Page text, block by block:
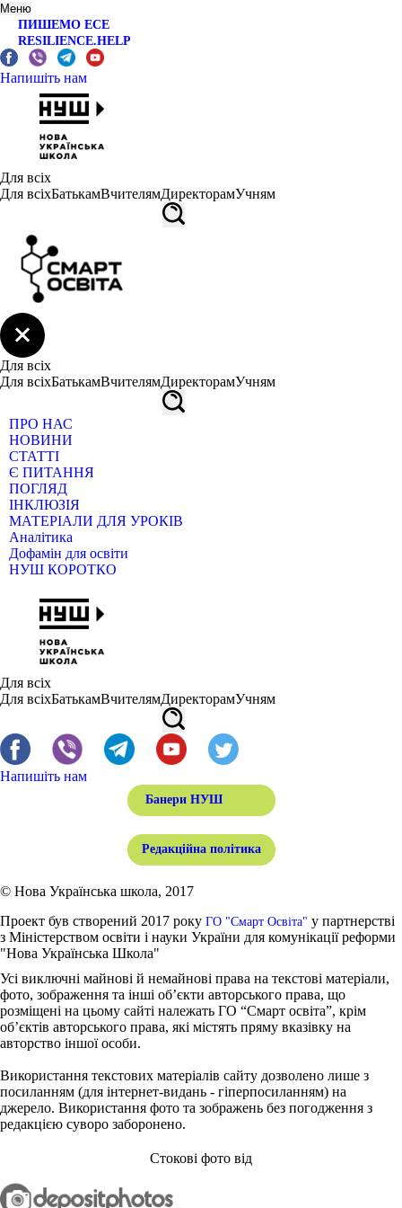
Меню
ПИШЕМО ЕСЕ
RESILIENCE.HELP
Напишіть нам
Для всіх
Для всіхБатькамВчителямДиректорамУчням
Для всіх
Для всіхБатькамВчителямДиректорамУчням
ПРО НАС
НОВИНИ
СТАТТІ
Є ПИТАННЯ
ПОГЛЯД
ІНКЛЮЗІЯ
МАТЕРІАЛИ ДЛЯ УРОКІВ
Аналітика
Дофамін для освіти
НУШ КОРОТКО
Для всіх
Для всіхБатькамВчителямДиректорамУчням
Напишіть нам
Банери НУШ
Редакційна політика
© Нова Українська школа, 2017
Проект був створений 2017 року ГО "Смарт Освіта" у партнерстві
з Міністерством освіти і науки України для комунікації реформи
"Нова Українська Школа"
Усі виключні майнові й немайнові права на текстові матеріали,
фото, зображення та інші об’єкти авторського права, що
розміщені на цьому сайті належать ГО “Смарт освіта”, крім
об’єктів авторського права, які містять пряму вказівку на
авторство іншої особи.
Використання текстових матеріалів сайту дозволено лише з
посиланням (для інтернет-видань - гіперпосиланням) на
джерело. Використання фото та зображень без погодження з
редакцією суворо заборонено.
Стокові фото від